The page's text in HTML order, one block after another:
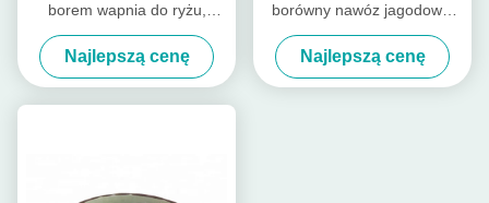
borem wapnia do ryżu,
nawóz dolistny bananowy
Najlepszą cenę
borówny nawóz jagodowy,
Chelated Calcium Fertilizer
Najlepszą cenę